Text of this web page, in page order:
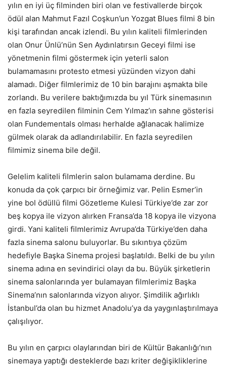
yılın en iyi üç filminden biri olan ve festivallerde birçok
ödül alan Mahmut Fazıl Coşkun’un Yozgat Blues filmi 8 bin
kişi tarafından ancak izlendi. Bu yılın kaliteli filmlerinden
olan Onur Ünlü’nün Sen Aydınlatırsın Geceyi filmi ise
yönetmenin filmi göstermek için yeterli salon
bulamamasını protesto etmesi yüzünden vizyon dahi
alamadı. Diğer filmlerimiz de 10 bin barajını aşmakta bile
zorlandı. Bu verilere baktığımızda bu yıl Türk sinemasının
en fazla seyredilen filminin Cem Yılmaz’ın sahne gösterisi
olan Fundementals olması herhalde ağlanacak halimize
gülmek olarak da adlandırılabilir. En fazla seyredilen
filmimiz sinema bile değil.
Gelelim kaliteli filmlerin salon bulamama derdine. Bu
konuda da çok çarpıcı bir örneğimiz var. Pelin Esmer’in
yine bol ödüllü filmi Gözetleme Kulesi Türkiye’de zar zor
beş kopya ile vizyon alırken Fransa’da 18 kopya ile vizyona
girdi. Yani kaliteli filmlerimiz Avrupa’da Türkiye’den daha
fazla sinema salonu buluyorlar. Bu sıkıntıya çözüm
hedefiyle Başka Sinema projesi başlatıldı. Belki de bu yılın
sinema adına en sevindirici olayı da bu. Büyük şirketlerin
sinema salonlarında yer bulamayan filmlerimiz Başka
Sinema’nın salonlarında vizyon alıyor. Şimdilik ağırlıklı
İstanbul’da olan bu hizmet Anadolu’ya da yaygınlaştırılmaya
çalışılıyor.
Bu yılın en çarpıcı olaylarından biri de Kültür Bakanlığı’nın
sinemaya yaptığı desteklerde bazı kriter değişikliklerine